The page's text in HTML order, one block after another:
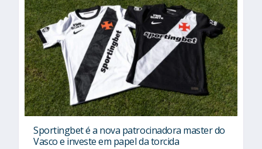
Sportingbet é a nova patrocinadora master do
Vasco e investe em papel da torcida